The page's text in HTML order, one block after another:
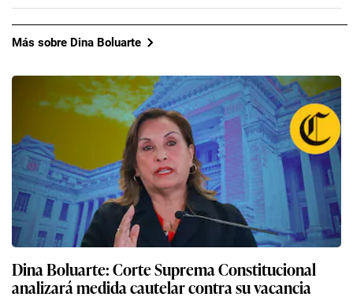
Más sobre Dina Boluarte
Dina Boluarte: Corte Suprema Constitucional
analizará medida cautelar contra su vacancia